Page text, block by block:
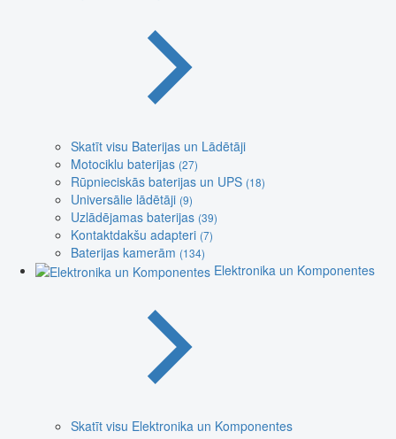
Skatīt visu Baterijas un Lādētāji
Motociklu baterijas (27)
Rūpnieciskās baterijas un UPS (18)
Universālie lādētāji (9)
Uzlādējamas baterijas (39)
Kontaktdakšu adapteri (7)
Baterijas kamerām (134)
Elektronika un Komponentes
Skatīt visu Elektronika un Komponentes